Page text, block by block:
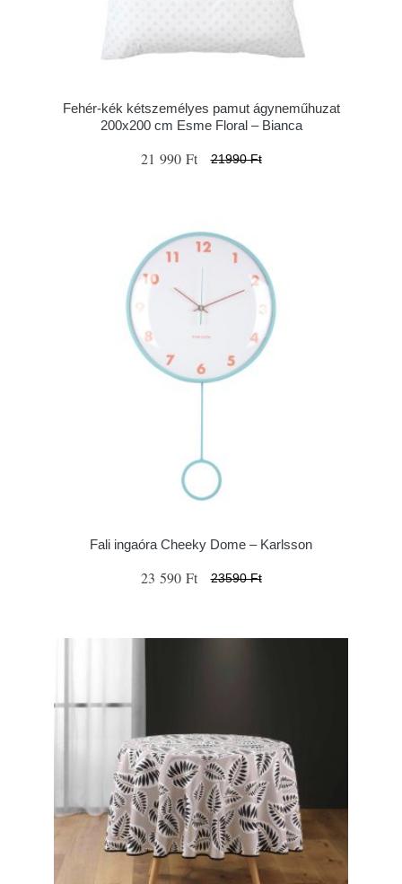
Fehér-kék kétszemélyes pamut ágyneműhuzat
200x200 cm Esme Floral – Bianca
21 990 Ft 21990 Ft
Fali ingaóra Cheeky Dome – Karlsson
23 590 Ft 23590 Ft